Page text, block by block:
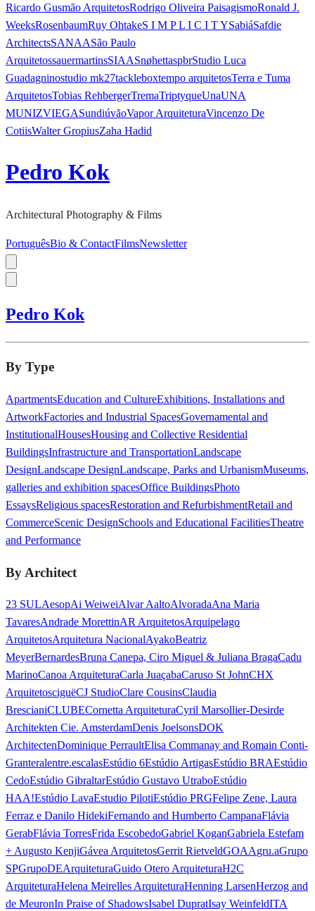
Ricardo Gusmão ArquitetosRodrigo Oliveira PaisagismoRonald J.
WeeksRosenbaumRuy OhtakeS I M P L I C I T YSabiáSafdie
ArchitectsSANAASão Paulo
ArquitetossauermartinsSIAASnøhettaspbrStudio Luca
Guadagninostudio mk27tackleboxtempo arquitetosTerra e Tuma
ArquitetosTobias RehbergerTremaTriptyqueUnaUNA
MUNIZVIEGASundiúvãoVapor ArquiteturaVincenzo De
CotiisWalter GropiusZaha Hadid
Pedro Kok
Architectural Photography & Films
PortuguêsBio & ContactFilmsNewsletter
Pedro Kok
By Type
ApartmentsEducation and CultureExhibitions, Installations and
ArtworkFactories and Industrial SpacesGovernamental and
InstitutionalHousesHousing and Collective Residential
BuildingsInfrastructure and TransportationLandscape
DesignLandscape DesignLandscape, Parks and UrbanismMuseums,
galleries and exhibition spacesOffice BuildingsPhoto
EssaysReligious spacesRestoration and RefurbishmentRetail and
CommerceScenic DesignSchools and Educational FacilitiesTheatre
and Performance
By Architect
23 SULAesopAi WeiweiAlvar AaltoAlvoradaAna Maria
TavaresAndrade MorettinAR ArquitetosArquipelago
ArquitetosArquitetura NacionalAyakoBeatriz
MeyerBernardesBruna Canepa, Ciro Miguel & Juliana BragaCadu
MarinoCanoa ArquiteturaCarla JuaçabaCaruso St JohnCHX
ArquitetosciguëCJ StudioClare CousinsClaudia
BrescianiCLUBECornetta ArquiteturaCyril Marsollier-Desirde
Architekten Cie. AmsterdamDenis JoelsonsDOK
ArchitectenDominique PerraultElisa Commanay and Romain Conti-
Granteralentre.escalasEstúdio 6Estúdio ArtigasEstúdio BRAEstúdio
CedoEstúdio GibraltarEstúdio Gustavo UtraboEstúdio
HAA!Estúdio LavaEstudio PilotiEstúdio PRGFelipe Zene, Laura
Ferraz e Danilo HidekiFernando and Humberto CampanaFlávia
GerabFlávia TorresFrida EscobedoGabriel KoganGabriela Estefam
+ Augusto KenjiGávea ArquitetosGerrit RietveldGOAAgru.aGrupo
SPGrupoDEArquiteturaGuido Otero ArquiteturaH2C
ArquiteturaHelena Meirelles ArquiteturaHenning LarsenHerzog and
de MeuronIn Praise of ShadowsIsabel DupratIsay WeinfeldITA